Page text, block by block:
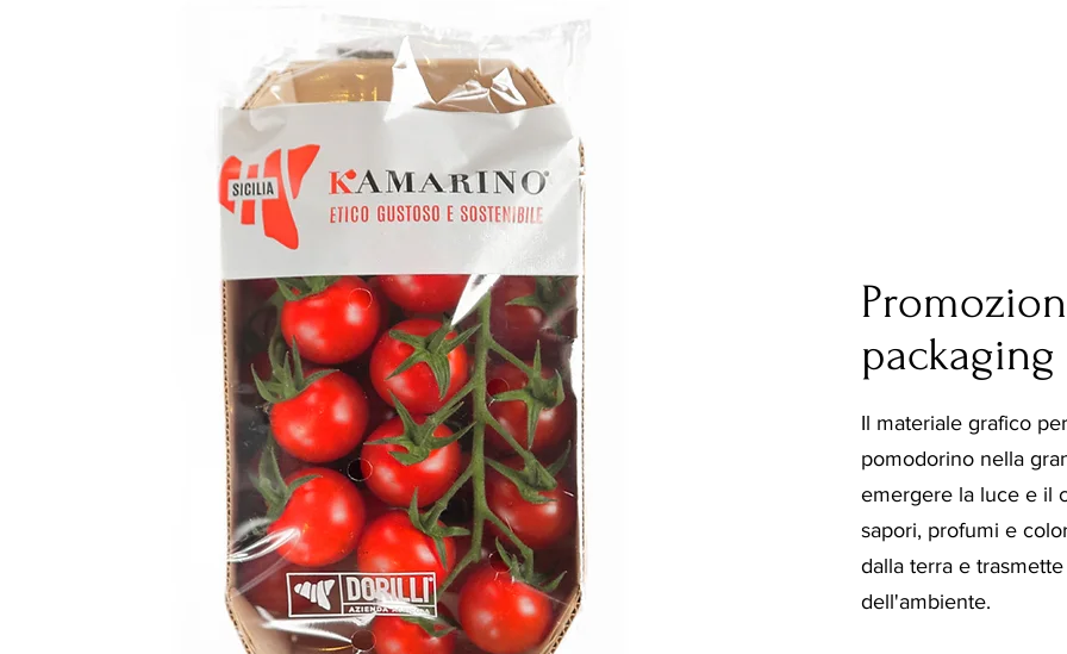
packaging
Il materiale grafico
pomodorino nella
emergere la luce e il
sapori, profumi e
dalla terra e
dell'ambiente.